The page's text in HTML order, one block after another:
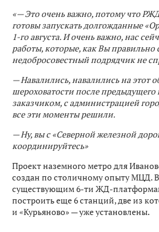
«— Это очень важно, потому что
готовы запускать долгожданные
1-го августа. И очень важно, нас
работы, которые, как Вы правильно
недобросовестный подрядчик не
— Навалились, навалились на этот
шероховатости после предыдущего
заказчиком, с администрацией
все эти моменты решили.
— Ну, вы с «Северной железной
координируйтесь»
Проект наземного метро для
создан по столичному опыту МЦД.
существующим 6-ти ЖД-
построить еще 6 станций, две из
и «Курьяново» — уже установлены.